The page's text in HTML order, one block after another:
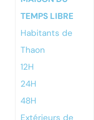
TEMPS LIBRE
Habitants de
Thaon
12H
24H
48H
Extérieurs de